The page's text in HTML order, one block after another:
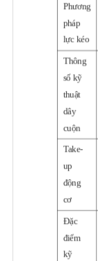
Phương
pháp
lực kéo
Thông
số kỹ
thuật
dây
cuộn
Take-
up
động
cơ
Đặc
điểm
kỹ